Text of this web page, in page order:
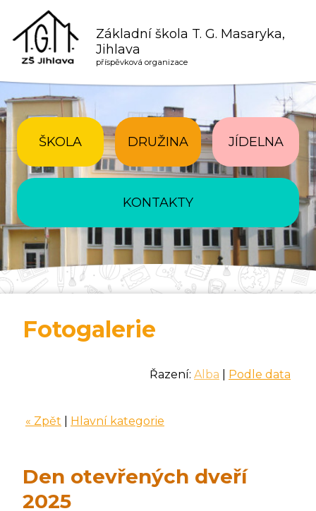
Základní škola T. G. Masaryka,
Jihlava
příspěvková organizace
ŠKOLA DRUŽINA JÍDELNA
KONTAKTY
Fotogalerie
Řazení: Alba Podle data
« Zpět Hlavní kategorie
Den otevřených dveří
2025